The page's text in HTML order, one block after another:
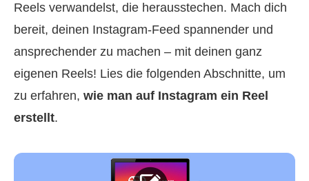
Reels verwandelst, die herausstechen. Mach dich
bereit, deinen Instagram‑Feed spannender und
ansprechender zu machen – mit deinen ganz
eigenen Reels! Lies die folgenden Abschnitte, um
zu erfahren, wie man auf Instagram ein Reel
erstellt.